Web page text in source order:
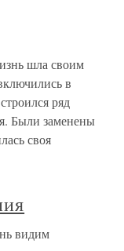
шла своим
в
ряд
Были заменены
своя
видим